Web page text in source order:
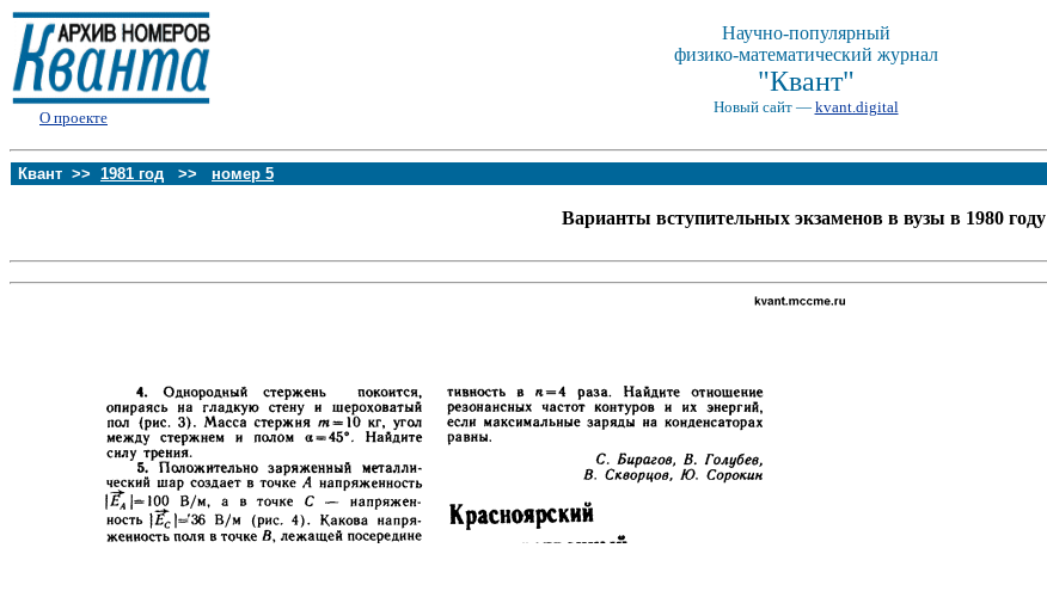
О проекте
Научно-популярный
физико-математический журнал
"Квант"
Новый сайт — kvant.digital
Квант >> 1981 год >> номер 5
Варианты вступительных экзаменов в вузы в 1980 году